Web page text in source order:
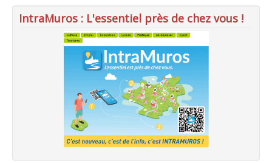
IntraMuros : L'essentiel près de chez vous !